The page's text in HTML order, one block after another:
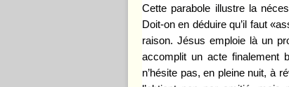
Cette parabole illustre la
Doit-on en déduire qu’il faut
raison. Jésus emploie là un
accomplit un acte finalement
n’hésite pas, en pleine nuit, à